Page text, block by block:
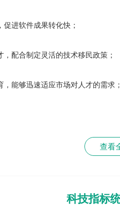
进软件成果转化快；
配合制定灵活的技术移民政策；
，能够迅速适应市场对人才的需求
查看
科技指标